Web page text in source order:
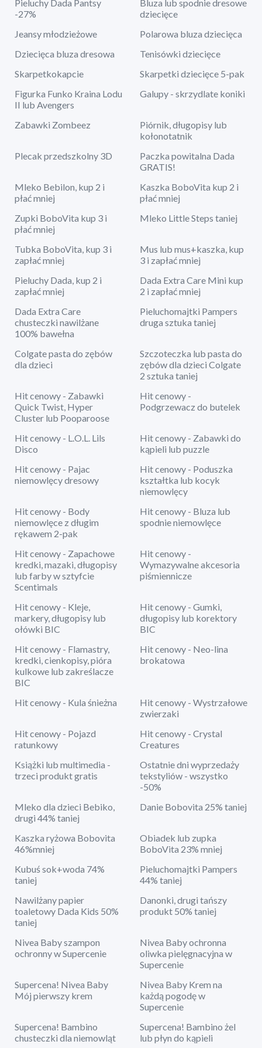
Pieluchy Dada Pantsy
-27%
Bluza lub spodnie dresowe
dziecięce
Jeansy młodzieżowe
Polarowa bluza dziecięca
Dziecięca bluza dresowa
Tenisówki dziecięce
Skarpetkokapcie
Skarpetki dziecięce 5-pak
Figurka Funko Kraina Lodu
II lub Avengers
Galupy - skrzydlate koniki
Zabawki Zombeez
Piórnik, długopisy lub
kołonotatnik
Plecak przedszkolny 3D
Paczka powitalna Dada
GRATIS!
Mleko Bebilon, kup 2 i
płać mniej
Kaszka BoboVita kup 2 i
płać mniej
Zupki BoboVita kup 3 i
płać mniej
Mleko Little Steps taniej
Tubka BoboVita, kup 3 i
zapłać mniej
Mus lub mus+kaszka, kup
3 i zapłać mniej
Pieluchy Dada, kup 2 i
zapłać mniej
Dada Extra Care Mini kup
2 i zapłać mniej
Dada Extra Care
chusteczki nawilżane
100% bawełna
Pieluchomajtki Pampers
druga sztuka taniej
Colgate pasta do zębów
dla dzieci
Szczoteczka lub pasta do
zębów dla dzieci Colgate
2 sztuka taniej
Hit cenowy - Zabawki
Quick Twist, Hyper
Cluster lub Pooparoose
Hit cenowy -
Podgrzewacz do butelek
Hit cenowy - L.O.L. Lils
Disco
Hit cenowy - Zabawki do
kąpieli lub puzzle
Hit cenowy - Pajac
niemowlęcy dresowy
Hit cenowy - Poduszka
kształtka lub kocyk
niemowlęcy
Hit cenowy - Body
niemowlęce z długim
rękawem 2-pak
Hit cenowy - Bluza lub
spodnie niemowlęce
Hit cenowy - Zapachowe
kredki, mazaki, długopisy
lub farby w sztyfcie
Scentimals
Hit cenowy -
Wymazywalne akcesoria
piśmiennicze
Hit cenowy - Kleje,
markery, długopisy lub
ołówki BIC
Hit cenowy - Gumki,
długopisy lub korektory
BIC
Hit cenowy - Flamastry,
kredki, cienkopisy, pióra
kulkowe lub zakreślacze
BIC
Hit cenowy - Neo-lina
brokatowa
Hit cenowy - Kula śnieżna
Hit cenowy - Wystrzałowe
zwierzaki
Hit cenowy - Pojazd
ratunkowy
Hit cenowy - Crystal
Creatures
Książki lub multimedia -
trzeci produkt gratis
Ostatnie dni wyprzedaży
tekstyliów - wszystko
-50%
Mleko dla dzieci Bebiko,
drugi 44% taniej
Danie Bobovita 25% taniej
Kaszka ryżowa Bobovita
46%mniej
Obiadek lub zupka
BoboVita 23% mniej
Kubuś sok+woda 74%
taniej
Pieluchomajtki Pampers
44% taniej
Nawilżany papier
toaletowy Dada Kids 50%
taniej
Danonki, drugi tańszy
produkt 50% taniej
Nivea Baby szampon
ochronny w Supercenie
Nivea Baby ochronna
oliwka pielęgnacyjna w
Supercenie
Supercena! Nivea Baby
Mój pierwszy krem
Nivea Baby Krem na
każdą pogodę w
Supercenie
Supercena! Bambino
chusteczki dla niemowląt
Supercena! Bambino żel
lub płyn do kąpieli